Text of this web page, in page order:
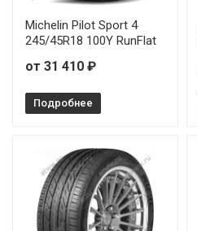
Michelin Pilot Sport 4
245/45R18 100Y RunFlat
от 31 410 ₽
Подробнее